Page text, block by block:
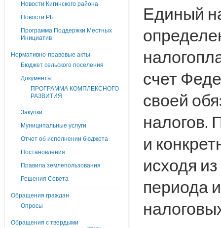
Новости Кигинского района
Новости РБ
Программа Поддержки Местных
Инициатив
Нормативно-правовые акты
Бюджет сельского поселения
Документы
ПРОГРАММА КОМПЛЕКСНОГО
РАЗВИТИЯ
Закупки
Муниципальные услуги
Отчет об исполнении бюджета
Постановления
Правила землепользования
Решения Совета
Обращения граждан
Опросы
Обращения с твердыми
Единый
счет
своей
налогов.
и
исходя
периода